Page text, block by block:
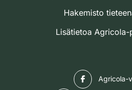
Hakemisto
Lisätietoa Agricola-
Agricola-